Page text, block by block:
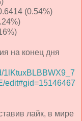
(0.54%)
на конец дня
1lKtuxBLBBWX9_7
edit#gid=15146467
лайк, в мире